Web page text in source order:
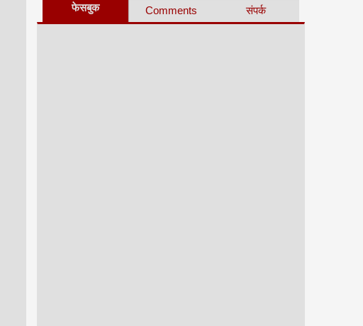
फेसबुक Comments संपर्क